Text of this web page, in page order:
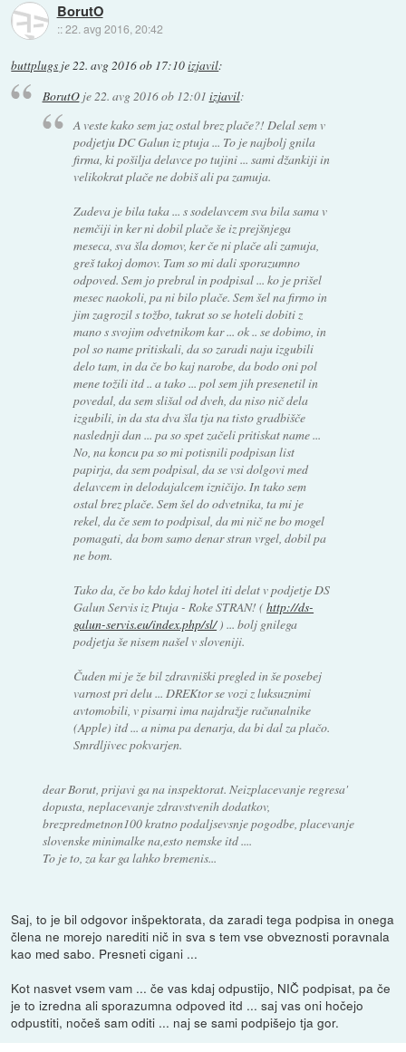
BorutO
::22. avg 2016, 20:42
buttplugs je22. avg 2016 ob 17:10izjavil:
BorutOje 22. avg 2016 ob 12:01 izjavil:
A veste kako sem jaz ostal brez plače?! Delal sem v
podjetju DC Galun iz ptuja ... To je najbolj gnila
firma, ki pošilja delavce po tujini ... sami džankiji in
velikokrat plače ne dobiš ali pa zamuja.
Zadeva je bila taka ... s sodelavcem sva bila sama v
nemčiji in ker ni dobil plače še iz prejšnjega
meseca, sva šla domov, ker če ni plače ali zamuja,
greš takoj domov. Tam so mi dali sporazumno
odpoved. Sem jo prebral in podpisal ... ko je prišel
mesec naokoli, pa ni bilo plače. Sem šel na firmo in
jim zagrozil s tožbo, takrat so se hoteli dobiti z
mano s svojim odvetnikom kar ... ok .. se dobimo, in
pol so name pritiskali, da so zaradi naju izgubili
delo tam, in da če bo kaj narobe, da bodo oni pol
mene tožili itd .. a tako ... pol sem jih presenetil in
povedal, da sem slišal od dveh, da niso nič dela
izgubili, in da sta dva šla tja na tisto gradbišče
naslednji dan ... pa so spet začeli pritiskat name ...
No, na koncu pa so mi potisnili podpisan list
papirja, da sem podpisal, da se vsi dolgovi med
delavcem in delodajalcem izničijo. In tako sem
ostal brez plače. Sem šel do odvetnika, ta mi je
rekel, da če sem to podpisal, da mi nič ne bo mogel
pomagati, da bom samo denar stran vrgel, dobil pa
ne bom.
Tako da, če bo kdo kdaj hotel iti delat v podjetje DS
Galun Servis iz Ptuja - Roke STRAN! (http://ds-
galun-servis.eu/index.php/sl/) ... bolj gnilega
podjetja še nisem našel v sloveniji.
Čuden mi je že bil zdravniški pregled in še posebej
varnost pri delu ... DREKtor se vozi z luksuznimi
avtomobili, v pisarni ima najdražje računalnike
(Apple) itd ... a nima pa denarja, da bi dal za plačo.
Smrdljivec pokvarjen.
dear Borut, prijavi ga na inspektorat. Neizplacevanje regresa'
dopusta, neplacevanje zdravstvenih dodatkov,
brezpredmetnon100 kratno podaljsevsnje pogodbe, placevanje
slovenske minimalke na,esto nemske itd ....
To je to, za kar ga lahko bremenis...
Saj, to je bil odgovor inšpektorata, da zaradi tega podpisa in onega
člena ne morejo narediti nič in sva s tem vse obveznosti poravnala
kao med sabo. Presneti cigani ...
Kot nasvet vsem vam ... če vas kdaj odpustijo, NIČ podpisat, pa če
je to izredna ali sporazumna odpoved itd ... saj vas oni hočejo
odpustiti, nočeš sam oditi ... naj se sami podpišejo tja gor.